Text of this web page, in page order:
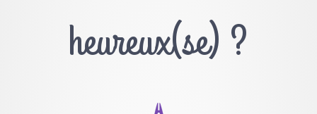
heureux(se) ?